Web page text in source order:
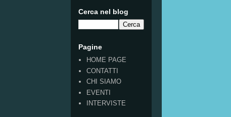
Cerca nel blog
Pagine
HOME PAGE
CONTATTI
CHI SIAMO
EVENTI
INTERVISTE